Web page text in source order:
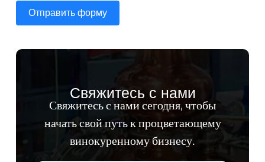
Отправить форму
Свяжитесь с нами
Свяжитесь с нами сегодня, чтобы
начать свой путь к процветающему
винокуренному бизнесу.